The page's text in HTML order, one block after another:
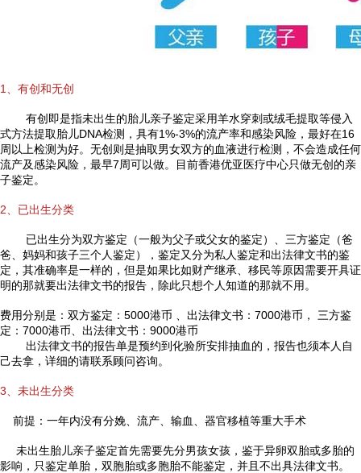
1、有创和无创
有创即是指未出生的胎儿亲子鉴定采用羊水穿刺或绒毛提取等侵入
式方法提取胎儿DNA检测，具有1%-3%的流产率和感染风险，最好在16
周以上检测为好。无创则是抽取男女双方的血液进行检测，不会造成任何
流产及感染风险，最早7周可以做。目前香港优亚医疗中心只做无创的亲
子鉴定。
2、已出生分类
已出生分为双方鉴定（一般为父子或父女的鉴定）、三方鉴定（爸
爸、妈妈和孩子三个人鉴定），鉴定又分为私人鉴定和出法律文书的鉴
定，其准确率是一样的，但是如果比如财产继承、移民等原因需要开具证
明的那就要出法律文书的报告，除此只想个人知道的那就不用。
费用分别是：双方鉴定：5000港币 、出法律文书：7000港币， 三方鉴
定：7000港币、出法律文书：9000港币
出法律文书的报告单是预约到化验所安排抽血的，报告也须本人自
己去拿，详细的请联系顾问咨询。
3、未出生分类
前提：一年内没有分娩、流产、输血、器官移植等重大手术
未出生胎儿亲子鉴定首先需要先分男孩女孩，鉴于异卵双胎或多胎的
影响，只鉴定单胎，双胞胎或多胞胎不能鉴定，并且不出具法律文书。